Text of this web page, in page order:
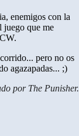
enemigos con la
juego que me
pero no os
agazapadas... ;)
por The Punisher.